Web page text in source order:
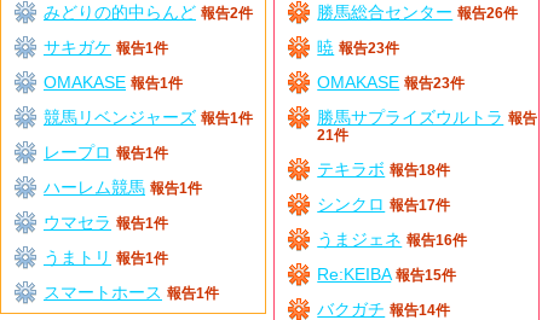
みどりの的中らんど 報告2件
サキガケ 報告1件
OMAKASE 報告1件
競馬リベンジャーズ 報告1件
レープロ 報告1件
ハーレム競馬 報告1件
ウマセラ 報告1件
うまトリ 報告1件
スマートホース 報告1件
勝馬総合センター 報告26件
暁 報告23件
OMAKASE 報告23件
勝馬サプライズウルトラ 報告
21件
テキラボ 報告18件
シンクロ 報告17件
うまジェネ 報告16件
Re:KEIBA 報告15件
バクガチ 報告14件